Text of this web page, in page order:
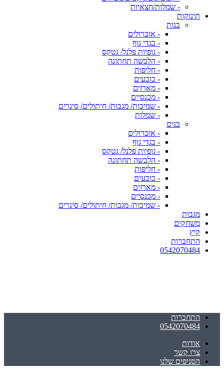
- שמלות/חצאיות
תינוקות
בנות
- אוברולים
- בגדי גוף
- גופיות פלנל/ גטקס
- הלבשה תחתונה
- חליפות
- כובעים
- מארזים
- מכנסיים
- שמיכות/ מגבות/ חיתולים/ סינרים
- שמלות
בנים
- אוברולים
- בגדי גוף
- גופיות פלנל/ גטקס
- הלבשה תחתונה
- חליפות
- כובעים
- מארזים
- מכנסיים
- שמיכות/ מגבות/ חיתולים/ סינרים
מגבות
משחקים
קיץ
התחברות
0542070484
התחברות
0542070484
אודות
צרו קשר
הסניפים שלנו